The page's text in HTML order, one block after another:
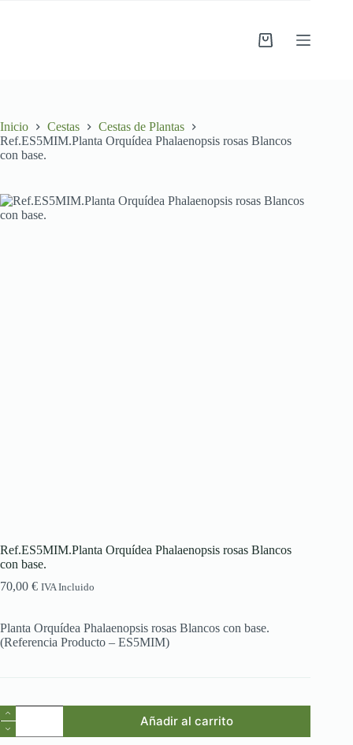
Carro
Inicio Cestas
Cestas de Plantas
Ref.ES5MIM.Planta Orquídea Phalaenopsis rosas Blancos
con base.
Ref.ES5MIM.Planta Orquídea Phalaenopsis rosas Blancos
con base.
70,00 € IVA Incluido
Planta Orquídea Phalaenopsis rosas Blancos con base.
(Referencia Producto – ES5MIM)
Ref.ES5MIM.Planta
Orquídea
Phalaenopsis
Añadir al carrito